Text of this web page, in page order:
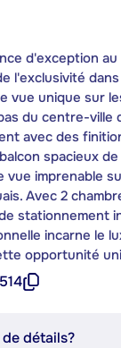
d'exception au
l'exclusivité
vue unique sur
du centre-ville
avec des
spacieux
imprenable
Avec 2
stationnement
incarne le
opportunité
détails?